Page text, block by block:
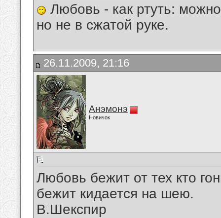
Любовь - как ртуть:
но не в сжатой руке.
26.11.2009, 21:16
Анэмонэ
Новичок
Любовь бежит от тех кто
бежит кидается на шею.
В.Шекспир